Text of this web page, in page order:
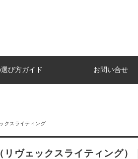
び方ガイド お問い合せ
クスライティング
ヴェックスライティング）